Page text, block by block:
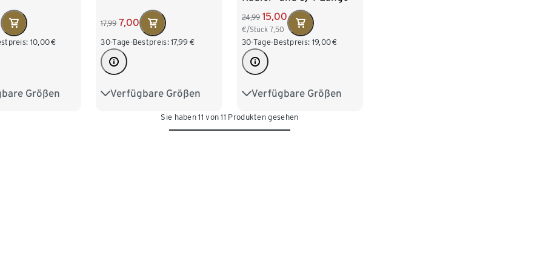
10,00€
Größen
134/140
17,99 7,00
30-Tage-Bestpreis: 17,99 €
Verfügbare Größen
122/128 134/140
158/164
24,99 15,00
€/Stück 7,50
30-Tage-Bestpreis: 19,00€
Verfügbare Größen
122/128 134/140
146/152 158/164
Sie haben 11 von 11 Produkten gesehen